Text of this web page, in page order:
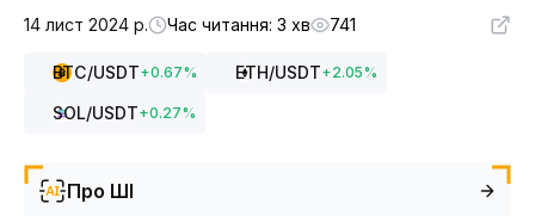
14 лист 2024 р.
Час читання: 3 хв 741
BTC/USDT+0.67% ETH/USDT+2.05%
SOL/USDT+0.27%
Про ШІ